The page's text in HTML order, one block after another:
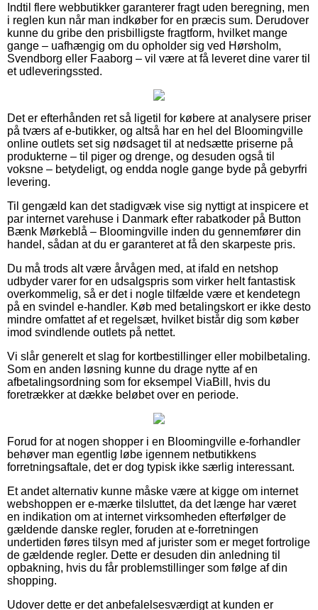
Indtil flere webbutikker garanterer fragt uden beregning, men
i reglen kun når man indkøber for en præcis sum. Derudover
kunne du gribe den prisbilligste fragtform, hvilket mange
gange – uafhængig om du opholder sig ved Hørsholm,
Svendborg eller Faaborg – vil være at få leveret dine varer til
et udleveringssted.
Det er efterhånden ret så ligetil for købere at analysere priser
på tværs af e-butikker, og altså har en hel del Bloomingville
online outlets set sig nødsaget til at nedsætte priserne på
produkterne – til piger og drenge, og desuden også til
voksne – betydeligt, og endda nogle gange byde på gebyrfri
levering.
Til gengæld kan det stadigvæk vise sig nyttigt at inspicere et
par internet varehuse i Danmark efter rabatkoder på Button
Bænk Mørkeblå – Bloomingville inden du gennemfører din
handel, sådan at du er garanteret at få den skarpeste pris.
Du må trods alt være årvågen med, at ifald en netshop
udbyder varer for en udsalgspris som virker helt fantastisk
overkommelig, så er det i nogle tilfælde være et kendetegn
på en svindel e-handler. Køb med betalingskort er ikke desto
mindre omfattet af et regelsæt, hvilket bistår dig som køber
imod svindlende outlets på nettet.
Vi slår generelt et slag for kortbestillinger eller mobilbetaling.
Som en anden løsning kunne du drage nytte af en
afbetalingsordning som for eksempel ViaBill, hvis du
foretrækker at dække beløbet over en periode.
Forud for at nogen shopper i en Bloomingville e-forhandler
behøver man egentlig løbe igennem netbutikkens
forretningsaftale, det er dog typisk ikke særlig interessant.
Et andet alternativ kunne måske være at kigge om internet
webshoppen er e-mærke tilsluttet, da det længe har været
en indikation om at internet virksomheden efterfølger de
gældende danske regler, foruden at e-forretningen
undertiden føres tilsyn med af jurister som er meget fortrolige
de gældende regler. Dette er desuden din anledning til
opbakning, hvis du får problemstillinger som følge af din
shopping.
Udover dette er det anbefalelsesværdigt at kunden er